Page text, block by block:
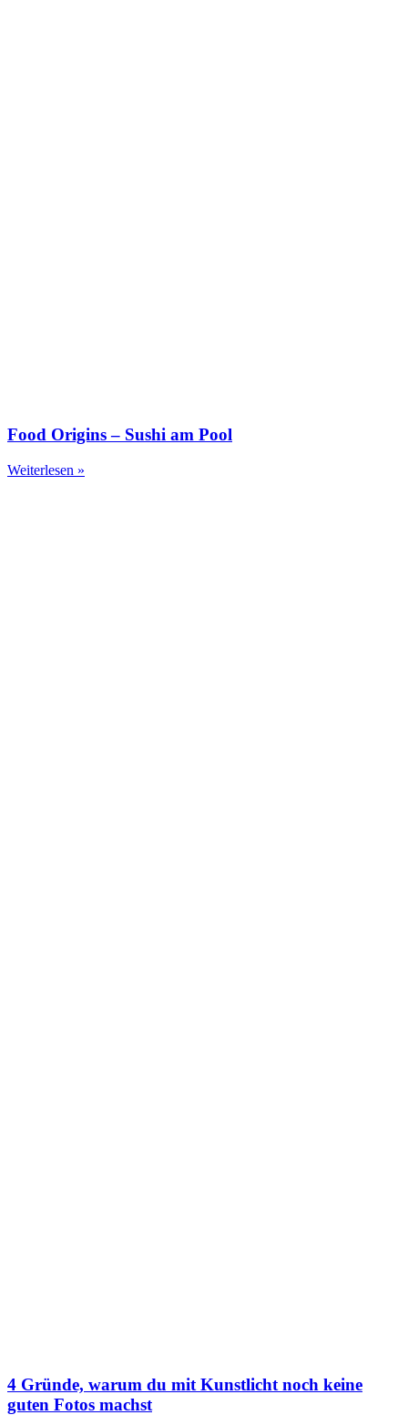
Food Origins – Sushi am Pool
Weiterlesen »
4 Gründe, warum du mit Kunstlicht noch keine
guten Fotos machst